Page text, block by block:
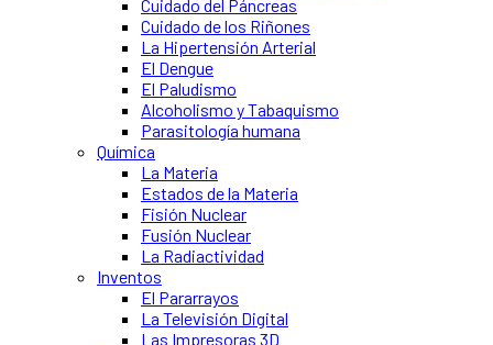
Cuidado del Páncreas
Cuidado de los Riñones
La Hipertensión Arterial
El Dengue
El Paludismo
Alcoholismo y Tabaquismo
Parasitología humana
Química
La Materia
Estados de la Materia
Fisión Nuclear
Fusión Nuclear
La Radiactividad
Inventos
El Pararrayos
La Televisión Digital
Las Impresoras 3D